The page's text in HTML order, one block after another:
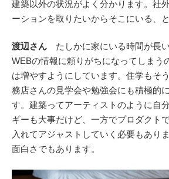
建築以外の状況がよく分かります。社
ーションを取りたいからそこにいる、
渡辺さん たしかに家にいる時間が長
WEBの情報に頼りがちになってしまう
は増やすようにしています。住学もそ
務店さんの見学会や勉強会にも積極的
す。建築ってアーティストのように自
ギーも大事だけど、一方でプロダクト
入れてアジャストしていく必要もあり
面白さでもあります。